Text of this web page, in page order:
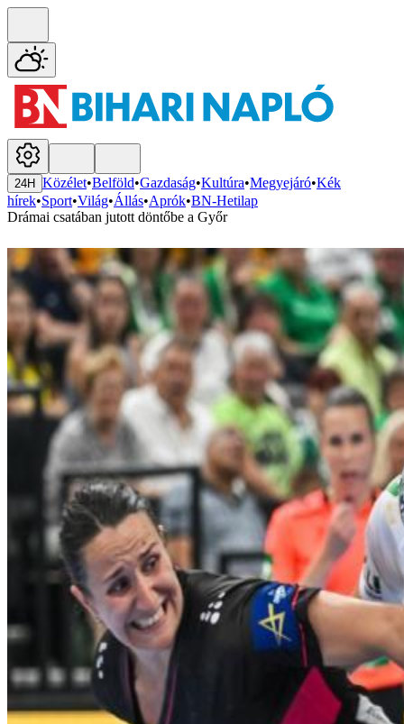
24H Közélet•Belföld•Gazdaság•Kultúra•Megyejáró•Kék
hírek•Sport•Világ•Állás•Aprók•BN-Hetilap
Drámai csatában jutott döntőbe a Győr